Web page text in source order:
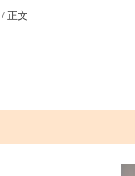
/ 正文